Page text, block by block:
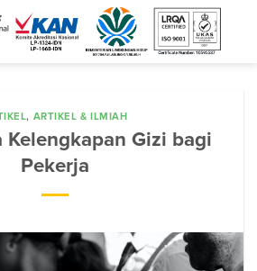
, ARTIKEL & ILMIAH
Kelengkapan Gizi bagi
Pekerja